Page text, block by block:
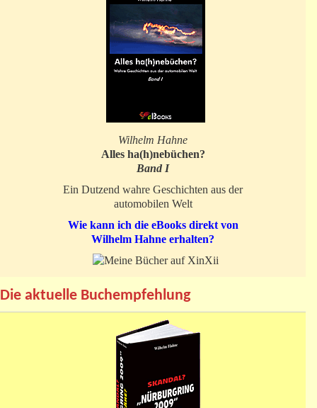
Wilhelm Hahne
Alles ha(h)nebüchen?
Band I
Ein Dutzend wahre Geschichten aus der
automobilen Welt
Wie kann ich die eBooks direkt von
Wilhelm Hahne erhalten?
Die aktuelle Buchempfehlung